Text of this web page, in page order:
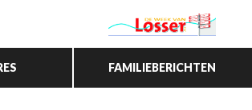
FAMILIEBERICHTEN